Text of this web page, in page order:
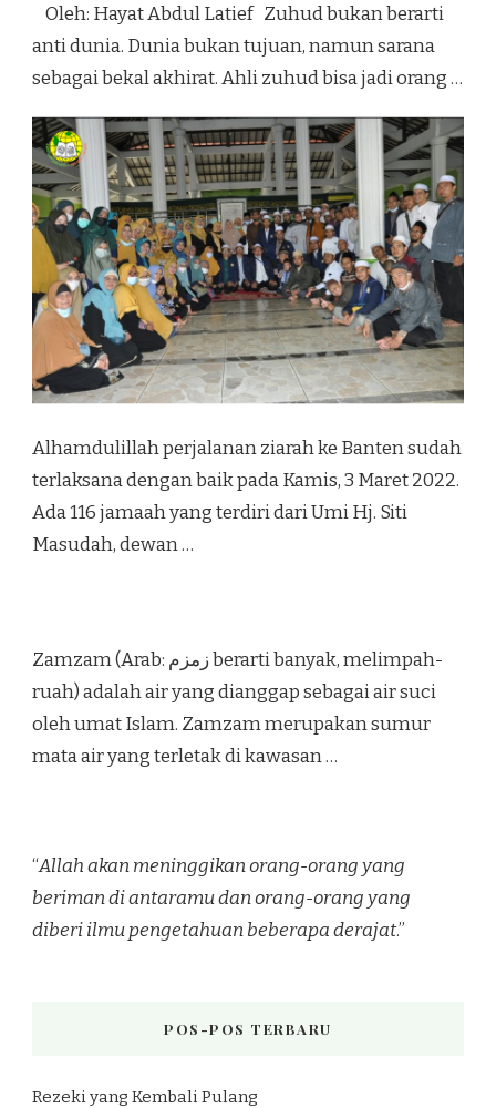
Oleh: Hayat Abdul Latief Zuhud bukan berarti
anti dunia. Dunia bukan tujuan, namun sarana
sebagai bekal akhirat. Ahli zuhud bisa jadi orang …
Alhamdulillah perjalanan ziarah ke Banten sudah
terlaksana dengan baik pada Kamis, 3 Maret 2022.
Ada 116 jamaah yang terdiri dari Umi Hj. Siti
Masudah, dewan …
Zamzam (Arab: زمزم‎ berarti banyak, melimpah-
ruah) adalah air yang dianggap sebagai air suci
oleh umat Islam. Zamzam merupakan sumur
mata air yang terletak di kawasan …
“Allah akan meninggikan orang-orang yang
beriman di antaramu dan orang-orang yang
diberi ilmu pengetahuan beberapa derajat.”
POS-POS TERBARU
Rezeki yang Kembali Pulang